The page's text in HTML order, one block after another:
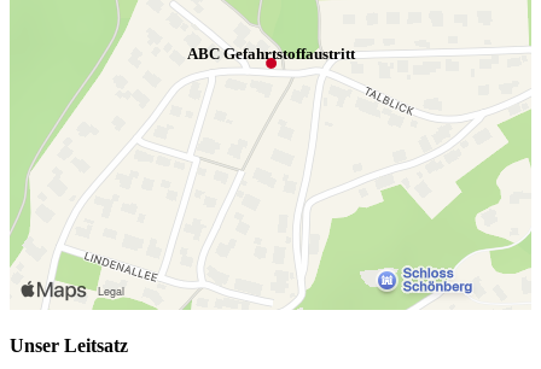
ABC Gefahrtstoffaustritt
Unser Leitsatz